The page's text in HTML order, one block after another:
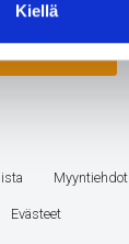
Kiellä
Myyntiehdot
Evästeet